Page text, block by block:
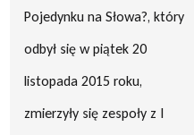
Pojedynku na Słowa?, który
odbył się w piątek 20
listopada 2015 roku,
zmierzyły się zespoły z I